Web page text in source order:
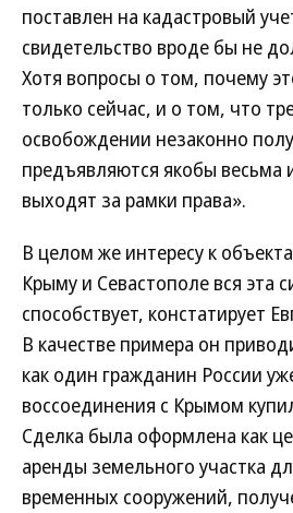
поставлен на кадастровый
свидетельство вроде бы не
Хотя вопросы о том, почему
только сейчас, и о том, что
освобождении незаконно
предъявляются якобы весьма
выходят за рамки права».
В целом же интересу к
Крыму и Севастополе вся эта
способствует, констатирует
В качестве примера он
как один гражданин России
воссоединения с Крымом
Сделка была оформлена как
аренды земельного участка
временных сооружений,